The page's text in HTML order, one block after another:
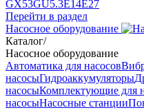
GX53GU5.3Е14Е27
Перейти в раздел
Насосное оборудование
Каталог/
Насосное оборудование
Автоматика для насосов
насосыГидроаккумуляторы
насосыКомплектующие для
насосыНасосные станции